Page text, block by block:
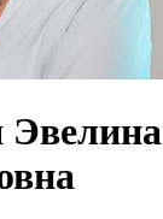
Эвелина